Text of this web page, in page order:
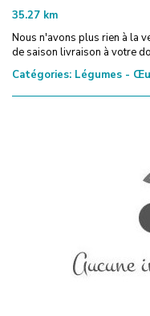
35.27 km
Nous n'avons plus rien à la
de saison livraison à votre
Catégories: Légumes -